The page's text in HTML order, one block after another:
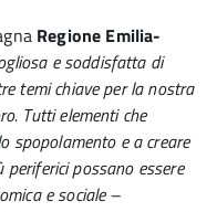
Regione Emilia-
e soddisfatta di
temi chiave per la nostra
Tutti elementi che
spopolamento e a creare
possano essere
e sociale –